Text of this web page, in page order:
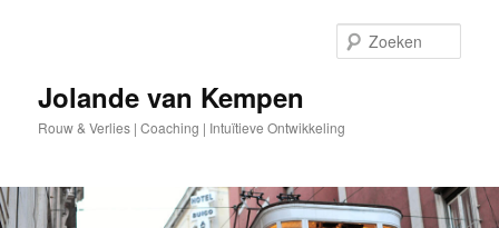
inhoudJolande van Kempen
Rouw & Verlies | Coaching | Intuïtieve Ontwikkeling